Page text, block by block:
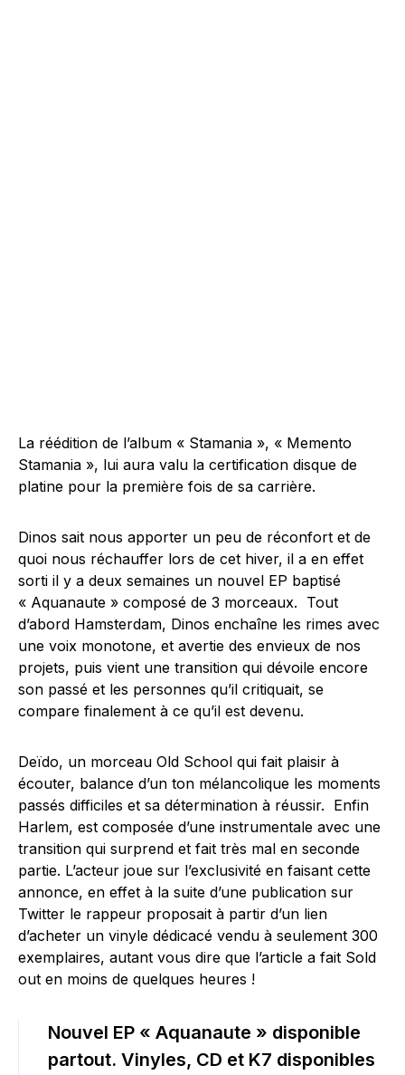
La réédition de l’album « Stamania », « Memento
Stamania », lui aura valu la certification disque de
platine pour la première fois de sa carrière.
Dinos sait nous apporter un peu de réconfort et de
quoi nous réchauffer lors de cet hiver, il a en effet
sorti il y a deux semaines un nouvel EP baptisé
« Aquanaute » composé de 3 morceaux. Tout
d’abord Hamsterdam, Dinos enchaîne les rimes avec
une voix monotone, et avertie des envieux de nos
projets, puis vient une transition qui dévoile encore
son passé et les personnes qu’il critiquait, se
compare finalement à ce qu’il est devenu.
Deïdo, un morceau Old School qui fait plaisir à
écouter, balance d’un ton mélancolique les moments
passés difficiles et sa détermination à réussir. Enfin
Harlem, est composée d’une instrumentale avec une
transition qui surprend et fait très mal en seconde
partie. L’acteur joue sur l’exclusivité en faisant cette
annonce, en effet à la suite d’une publication sur
Twitter le rappeur proposait à partir d’un lien
d’acheter un vinyle dédicacé vendu à seulement 300
exemplaires, autant vous dire que l’article a fait Sold
out en moins de quelques heures !
Nouvel EP « Aquanaute » disponible
partout. Vinyles, CD et K7 disponibles